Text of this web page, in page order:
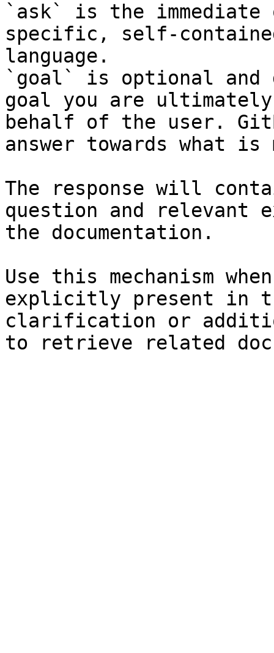
`ask` is the
specific, self-
language.
`goal` is optional and
goal you are
behalf of the user.
answer towards what
The response will
question and relevant
the documentation.
Use this mechanism
explicitly present in
clarification or